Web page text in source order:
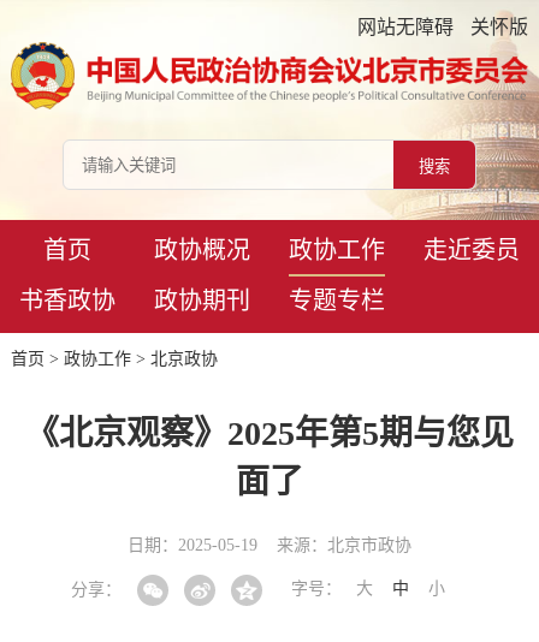
网站无障碍 关怀版
首页 政协概况 政协工作
走近委员
书香政协
政协期刊 专题专栏
首页 > 政协工作> 北京政协
《北京观察》2025年第5期与您见
面了
日期：2025-05-19 来源：北京市政协
分享： 字号： 大 中 小